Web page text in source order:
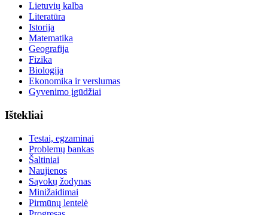
Lietuvių kalba
Literatūra
Istorija
Matematika
Geografija
Fizika
Biologija
Ekonomika ir verslumas
Gyvenimo įgūdžiai
Ištekliai
Testai, egzaminai
Problemų bankas
Šaltiniai
Naujienos
Sąvokų žodynas
Minižaidimai
Pirmūnų lentelė